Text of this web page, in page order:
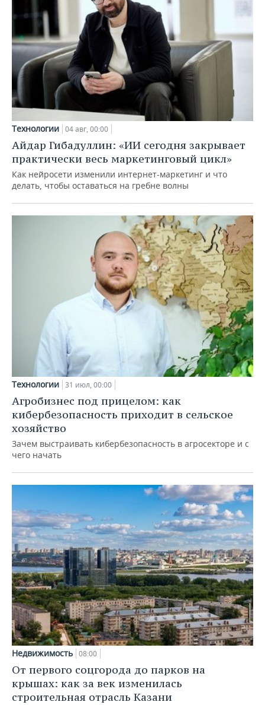
Технологии 04 авг, 00:00
Айдар Гибадуллин: «ИИ сегодня закрывает
практически весь маркетинговый цикл»
Как нейросети изменили интернет-маркетинг и что
делать, чтобы оставаться на гребне волны
Технологии 31 июл, 00:00
Агробизнес под прицелом: как
кибербезопасность приходит в сельское
хозяйство
Зачем выстраивать кибербезопасность в агросекторе и с
чего начать
Недвижимость 08:00
От первого соцгорода до парков на
крышах: как за век изменилась
строительная отрасль Казани